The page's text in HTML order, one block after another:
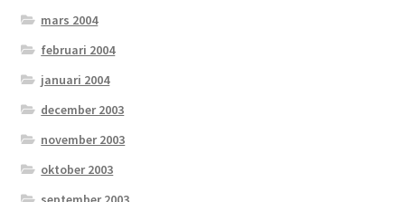
mars 2004
februari 2004
januari 2004
december 2003
november 2003
oktober 2003